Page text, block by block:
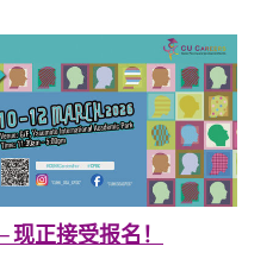
正接受报名！